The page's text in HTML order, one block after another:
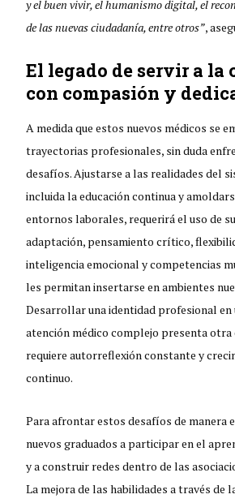
y el buen vivir, el humanismo digital, el
de las nuevas ciudadanía, entre otros”,
El legado de servir a la
con compasión y
A medida que estos nuevos médicos se
trayectorias profesionales, sin duda
desafíos. Ajustarse a las realidades del
incluida la educación continua y
entornos laborales, requerirá el uso de
adaptación, pensamiento crítico,
inteligencia emocional y competencias
les permitan insertarse en ambientes
Desarrollar una identidad profesional en
atención médico complejo presenta otra
requiere autorreflexión constante y
continuo.
Para afrontar estos desafíos de manera
nuevos graduados a participar en el
y a construir redes dentro de las
La mejora de las habilidades a través de